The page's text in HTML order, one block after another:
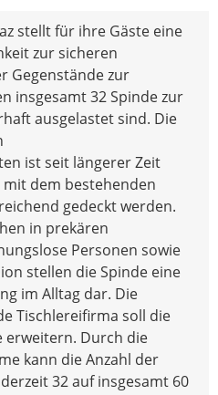
stellt für ihre Gäste eine
zur sicheren
Gegenstände zur
insgesamt 32 Spinde zur
ausgelastet sind. Die
ist seit längerer Zeit
dem bestehenden
gedeckt werden.
in prekären
Personen sowie
stellen die Spinde eine
im Alltag dar. Die
Tischlereifirma soll die
erweitern. Durch die
kann die Anzahl der
32 auf insgesamt 60